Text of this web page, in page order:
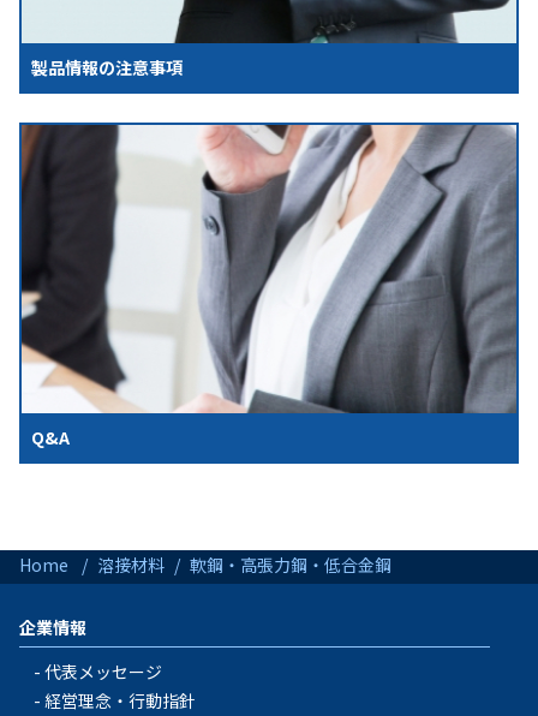
製品情報の注意事項
Q&A
Home 溶接材料 軟鋼・高張力鋼・低合金鋼
企業情報
代表メッセージ
経営理念・行動指針